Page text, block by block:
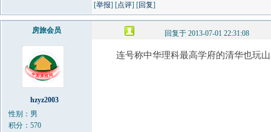
[举报] [点评] [回复]
房旅会员 回复于 2013-07-01 22:31:08
hzyz2003
性别：男
积分：570
连号称中华理科最高学府的清华也玩